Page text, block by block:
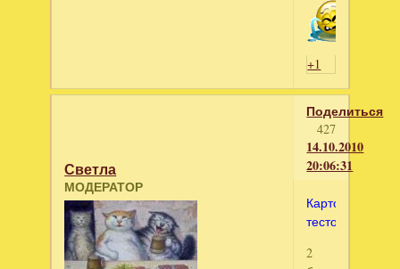
+1
Поделиться
427
14.10.2010
20:06:31
Светла
МОДЕРАТОР
Картофельное
тесто
2